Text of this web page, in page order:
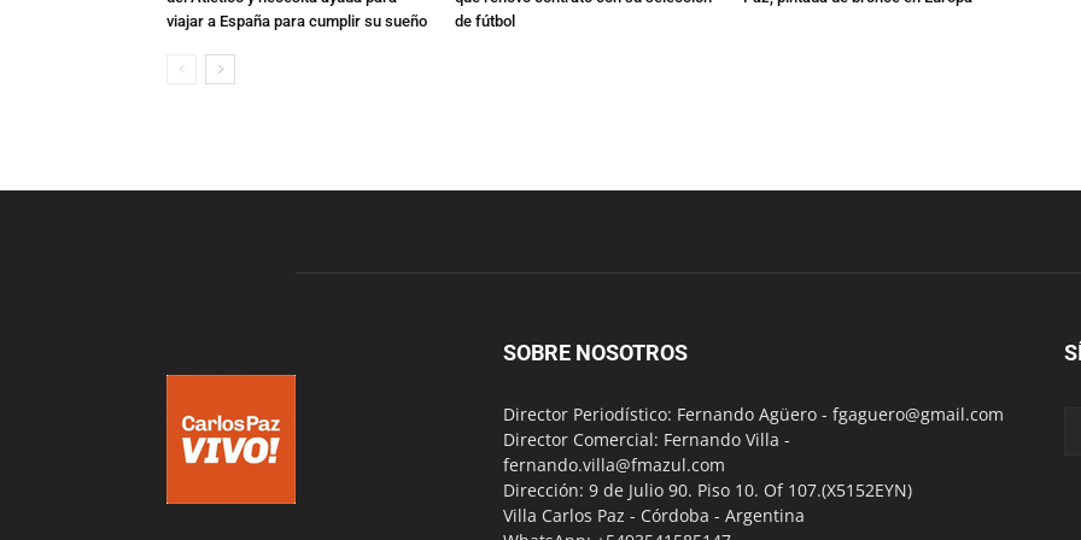
viajar a España para cumplir su sueño
de fútbol
SOBRE NOSOTROS
Director Periodístico: Fernando Agüero - fgaguero@gmail.com
Director Comercial: Fernando Villa -
fernando.villa@fmazul.com
Dirección: 9 de Julio 90. Piso 10. Of 107.(X5152EYN)
Villa Carlos Paz - Córdoba - Argentina